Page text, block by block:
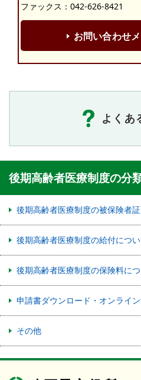
ファックス：042-626-8421
お問い合わせ
よくあ
後期高齢者医療制度の分
後期高齢者医療制度の被保険者
後期高齢者医療制度の給付につ
後期高齢者医療制度の保険料に
申請書ダウンロード・オンライ
その他